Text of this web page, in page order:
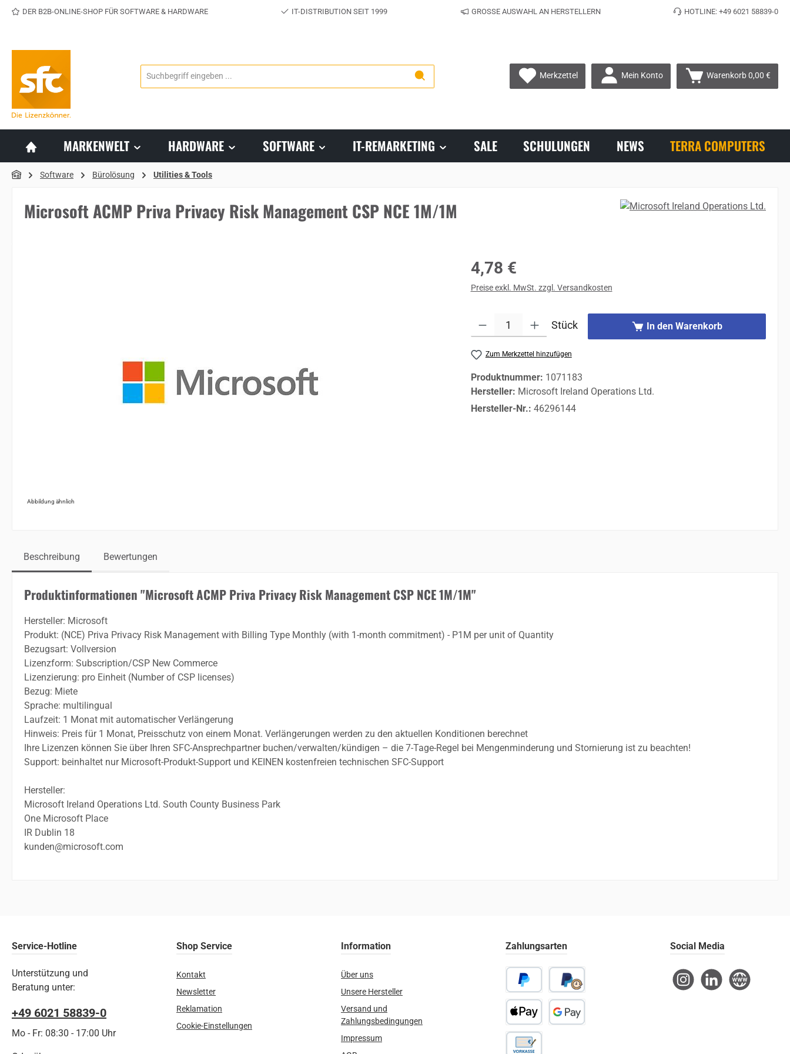
Hauptinhalt springen
Zur Suche springen
Zur Hauptnavigation springen
DER B2B-ONLINE-SHOP FÜR SOFTWARE & HARDWARE IT-DISTRIBUTION SEIT 1999 GROSSE AUSWAHL AN HERSTELLERN HOTLINE: +49 6021 58839-0
Merkzettel Mein Konto Warenkorb0,00 €
MARKENWELT HARDWARE SOFTWARE IT-REMARKETING SALE SCHULUNGEN NEWS TERRA COMPUTERS
Software Bürolösung Utilities & Tools
Microsoft ACMP Priva Privacy Risk Management CSP NCE 1M/1M
Abbildung ähnlich
Regulärer Preis:
4,78 €
Preise exkl. MwSt. zzgl. Versandkosten
Produkt Anzahl: Gib den gewünschten Wert ein oder benutze die Schaltflächen um die
Stück In den Warenkorb
Zum Merkzettel hinzufügen
Produktnummer: 1071183
Hersteller: Microsoft Ireland Operations Ltd.
Hersteller-Nr.: 46296144
Beschreibung Bewertungen
Produktinformationen "Microsoft ACMP Priva Privacy Risk Management CSP NCE 1M/1M"
Hersteller: Microsoft
Produkt: (NCE) Priva Privacy Risk Management with Billing Type Monthly (with 1-month commitment) - P1M per unit of Quantity
Bezugsart: Vollversion
Lizenzform: Subscription/CSP New Commerce
Lizenzierung: pro Einheit (Number of CSP licenses)
Bezug: Miete
Sprache: multilingual
Laufzeit: 1 Monat mit automatischer Verlängerung
Hinweis: Preis für 1 Monat, Preisschutz von einem Monat. Verlängerungen werden zu den aktuellen Konditionen berechnet
Ihre Lizenzen können Sie über Ihren SFC-Ansprechpartner buchen/verwalten/kündigen – die 7-Tage-Regel bei Mengenminderung und Stornierung ist zu beachten!
Support: beinhaltet nur Microsoft-Produkt-Support und KEINEN kostenfreien technischen SFC-Support
Hersteller:
Microsoft Ireland Operations Ltd. South County Business Park
One Microsoft Place
IR Dublin 18
kunden@microsoft.com
Service-Hotline
Unterstützung und
Beratung unter:
+49 6021 58839-0
Mo - Fr: 08:30 - 17:00 Uhr
Shop Service
Kontakt
Newsletter
Reklamation
Cookie-Einstellungen
Information
Über uns
Unsere Hersteller
Versand und
Zahlungsbedingungen
Impressum
Zahlungsarten
PayPal Später Bezahlen
Apple Pay
Social Media
InstagramLinkedIn Website